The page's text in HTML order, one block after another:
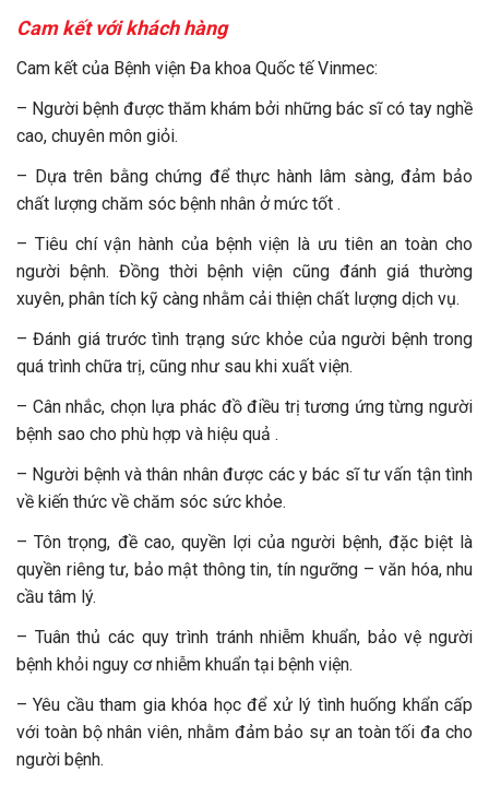
Cam kết với khách hàng
Cam kết của Bệnh viện Đa khoa Quốc tế Vinmec:
– Người bệnh được thăm khám bởi những bác sĩ có tay nghề
cao, chuyên môn giỏi.
– Dựa trên bằng chứng để thực hành lâm sàng, đảm bảo
chất lượng chăm sóc bệnh nhân ở mức tốt .
– Tiêu chí vận hành của bệnh viện là ưu tiên an toàn cho
người bệnh. Đồng thời bệnh viện cũng đánh giá thường
xuyên, phân tích kỹ càng nhằm cải thiện chất lượng dịch vụ.
– Đánh giá trước tình trạng sức khỏe của người bệnh trong
quá trình chữa trị, cũng như sau khi xuất viện.
– Cân nhắc, chọn lựa phác đồ điều trị tương ứng từng người
bệnh sao cho phù hợp và hiệu quả .
– Người bệnh và thân nhân được các y bác sĩ tư vấn tận tình
về kiến thức về chăm sóc sức khỏe.
– Tôn trọng, đề cao, quyền lợi của người bệnh, đặc biệt là
quyền riêng tư, bảo mật thông tin, tín ngưỡng – văn hóa, nhu
cầu tâm lý.
– Tuân thủ các quy trình tránh nhiễm khuẩn, bảo vệ người
bệnh khỏi nguy cơ nhiễm khuẩn tại bệnh viện.
– Yêu cầu tham gia khóa học để xử lý tình huống khẩn cấp
với toàn bộ nhân viên, nhằm đảm bảo sự an toàn tối đa cho
người bệnh.